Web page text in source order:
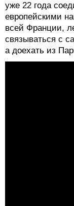
уже 22 года
европейскими
всей Франции,
связываться с
а доехать из